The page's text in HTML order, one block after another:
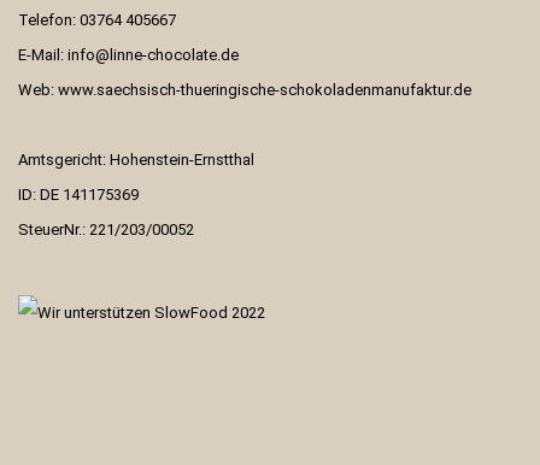
Telefon: 03764 405667
E-Mail: info@linne-chocolate.de
Web: www.saechsisch-thueringische-schokoladenmanufaktur.de
Amtsgericht: Hohenstein-Ernstthal
ID: DE 141175369
SteuerNr.: 221/203/00052